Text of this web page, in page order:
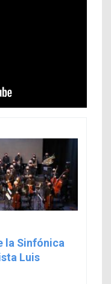
la Sinfónica
Luis